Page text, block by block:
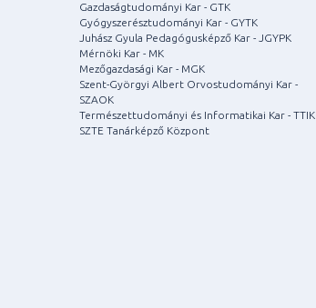
Gazdaságtudományi Kar - GTK
Gyógyszerésztudományi Kar - GYTK
Juhász Gyula Pedagógusképző Kar - JGYPK
Mérnöki Kar - MK
Mezőgazdasági Kar - MGK
Szent-Györgyi Albert Orvostudományi Kar -
SZAOK
Természettudományi és Informatikai Kar - TTIK
SZTE Tanárképző Központ